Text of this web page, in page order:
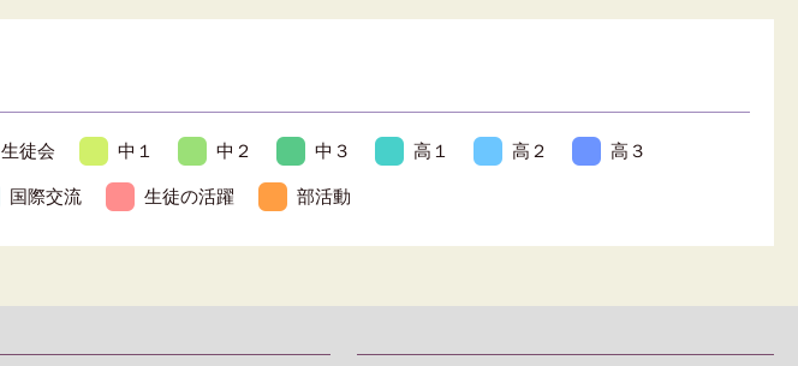
生徒会 中１ 中２ 中３ 高１ 高２ 高３
国際交流 生徒の活躍 部活動